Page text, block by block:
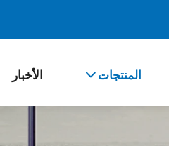
المنتجات الأخبار